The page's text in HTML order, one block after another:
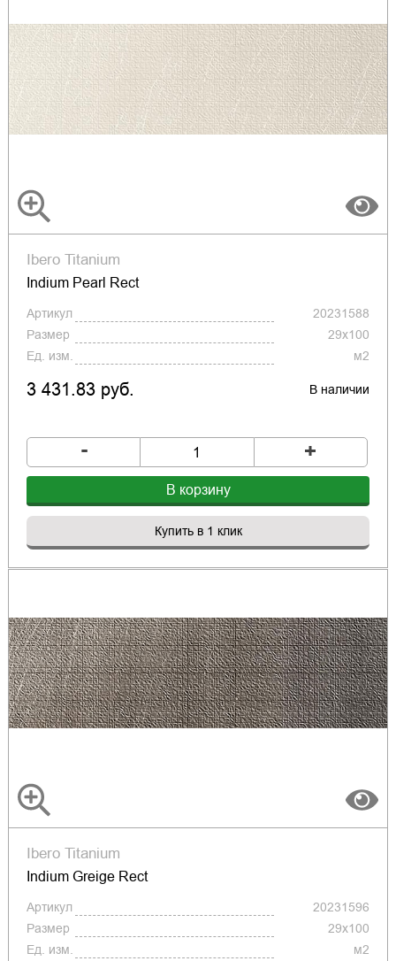
Ibero Titanium
Indium Pearl Rect
Артикул
20231588
Размер
29x100
Ед. изм.
м2
3 431.83 руб. В наличии
- +
В корзину
Купить в 1 клик
Ibero Titanium
Indium Greige Rect
Артикул
20231596
Размер
29x100
Ед. изм.
м2